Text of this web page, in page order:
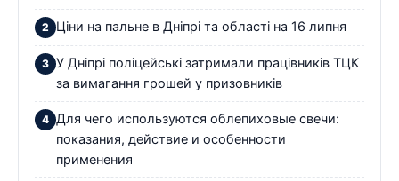
Ціни на пальне в Дніпрі та області на 16 липня
У Дніпрі поліцейські затримали працівників ТЦК
за вимагання грошей у призовників
Для чего используются облепиховые свечи:
показания, действие и особенности
применения